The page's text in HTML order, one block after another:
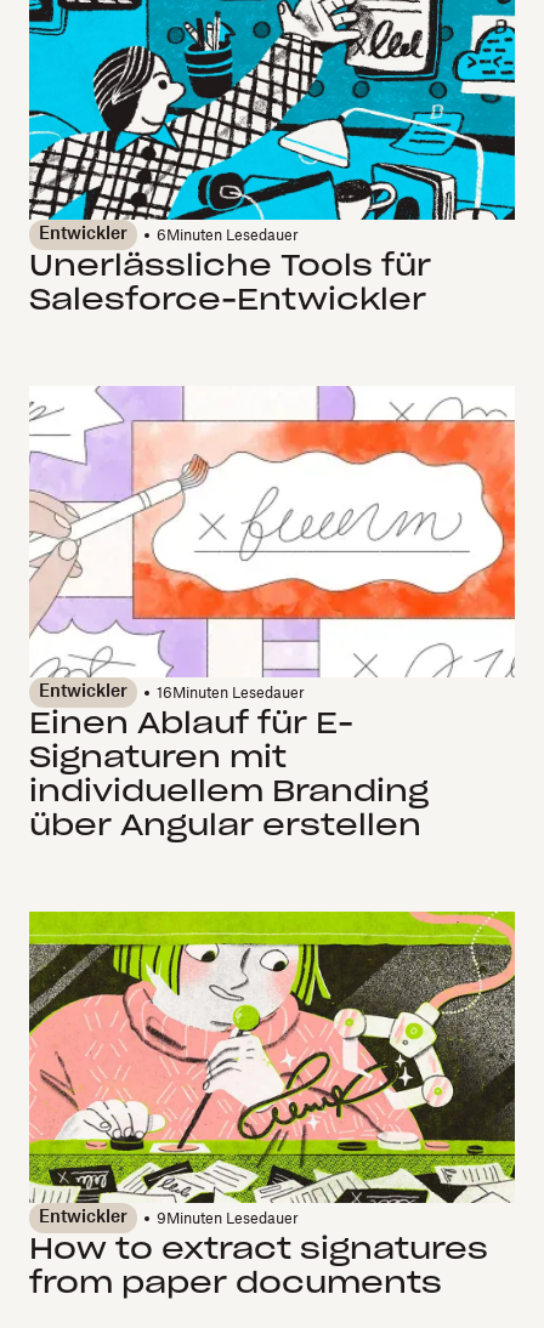
Entwickler 6 Minuten Lesedauer
Unerlässliche Tools für
Salesforce-Entwickler
Entwickler 16 Minuten Lesedauer
Einen Ablauf für E-
Signaturen mit
individuellem Branding
über Angular erstellen
Entwickler 9 Minuten Lesedauer
How to extract signatures
from paper documents